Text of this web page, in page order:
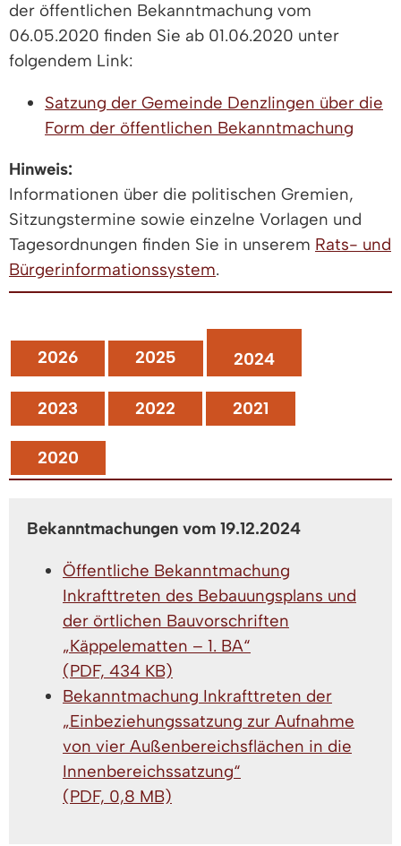
der öffentlichen Bekanntmachung vom
06.05.2020 finden Sie ab 01.06.2020 unter
folgendem Link:
Satzung der Gemeinde Denzlingen über die
Form der öffentlichen Bekanntmachung
Hinweis:
Informationen über die politischen Gremien,
Sitzungstermine sowie einzelne Vorlagen und
Tagesordnungen finden Sie in unserem Rats- und
Bürgerinformationssystem.
2026 2025 2024
2023 2022 2021
2020
Bekanntmachungen vom 19.12.2024
Öffentliche Bekanntmachung
Inkrafttreten des Bebauungsplans und
der örtlichen Bauvorschriften
„Käppelematten – 1. BA“
(PDF, 434 KB)
Bekanntmachung Inkrafttreten der
„Einbeziehungssatzung zur Aufnahme
von vier Außenbereichsflächen in die
Innenbereichssatzung“
(PDF, 0,8 MB)